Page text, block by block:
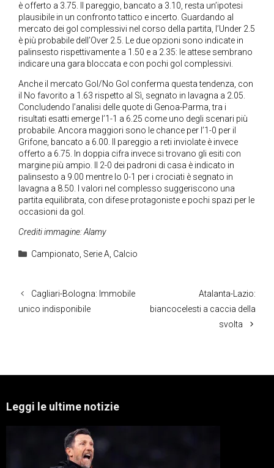
è offerto a 3.75. Il pareggio, bancato a 3.10, resta un’ipotesi
plausibile in un confronto tattico e incerto. Guardando al
mercato dei gol complessivi nel corso della partita, l’Under 2.5
è più probabile dell’Over 2.5. Le due opzioni sono indicate in
palinsesto rispettivamente a 1.50 e a 2.35: le attese sembrano
indicare una gara bloccata e con pochi gol complessivi.
Anche il mercato Gol/No Gol conferma questa tendenza, con
il No favorito a 1.63 rispetto al Sì, segnato in lavagna a 2.05.
Concludendo l’analisi delle quote di Genoa-Parma, tra i
risultati esatti emerge l’1-1 a 6.25 come uno degli scenari più
probabile. Ancora maggiori sono le chance per l’1-0 per il
Grifone, bancato a 6.00. Il pareggio a reti inviolate è invece
offerto a 6.75. In doppia cifra invece si trovano gli esiti con
margine più ampio. Il 2-0 dei padroni di casa è indicato in
palinsesto a 9.00 mentre lo 0-1 per i crociati è segnato in
lavagna a 8.50. I valori nel complesso suggeriscono una
partita equilibrata, con difese protagoniste e pochi spazi per le
occasioni da gol.
Crediti immagine: Alamy
Categorie
Campionato, Serie A, Calcio
Cagliari-Bologna: Immobile
unico indisponibile
Atalanta-Lazio:
biancocelesti a caccia della
svolta
Leggi le ultime notizie